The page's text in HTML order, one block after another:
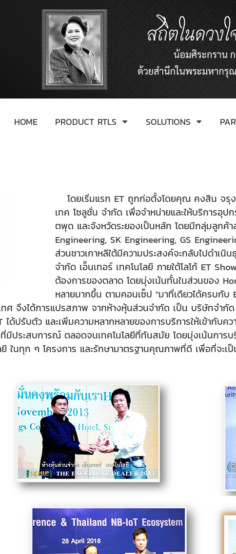
HOME PRODUCT RTLS SOLUTIONS
โดยเริ่มแรก ET ถูกก่อตั้งโดยคุณ คงสิน จรุง
เทค โซลูชั่น จำกัด เพื่อจำหน่ายและให้บริการอุ
ตพุด และจังหวัดระยองเป็นหลัก โดยมีกลุ่มลูกค้
Engineering, SK Engineering, GS
ส่วนชาวเกาหลีใต้มีความประสงค์จะกลับไปดำเ
จำกัด เอ็นเทอร์ เทคโนโลยี ภายใต้โลโก้ ET
ต้องการของตลาด โดยมุ่งเน้นทั้นในส่วนของ
หลายมากขึ้น ตามคอนเซ็ป "มาที่เดียวได้ครบกับ
ศ จึงได้การแปรสภาพ จากห้างหุ้นส่วนจำกัด เป็น บริษัทจำกั
ด้ปรับตัว และเพิ่มความหลากหลายของการบริการให้เข้ากับ
ประสบการณ์ ตลอดจนเทคโนโลยีที่ทันสมัย โดยมุ่งเน้นการ
ยี ในทุก ๆ โครงการ และรักษามาตรฐานคุณภาพที่ดี เพื่อที่จะเ